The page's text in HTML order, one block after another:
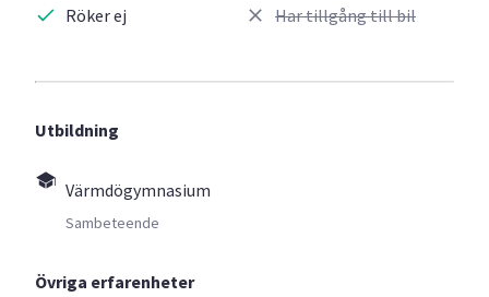
Röker ej Har tillgång till bil
Utbildning
Värmdögymnasium
Sambeteende
Övriga erfarenheter